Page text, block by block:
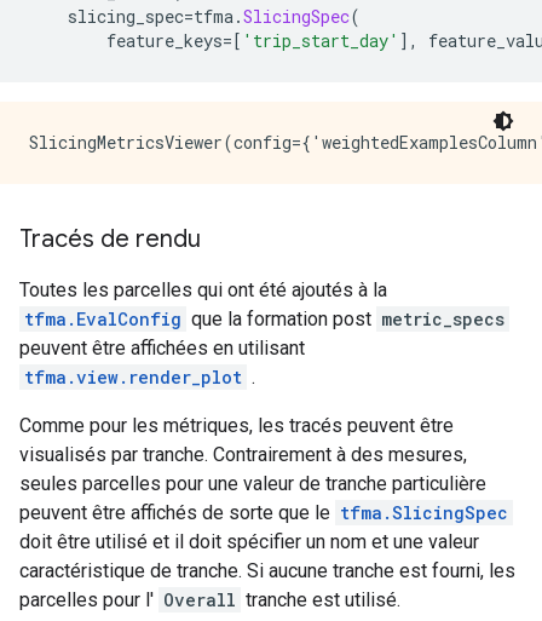
slicing_spec=tfma.SlicingSpec(
feature_keys=[ 'trip_start_day' ],
Tracés de rendu
Toutes les parcelles qui ont été ajoutés à la
tfma.EvalConfig que la formation post metric_specs
peuvent être affichées en utilisant
tfma.view.render_plot .
Comme pour les métriques, les tracés peuvent être
visualisés par tranche. Contrairement à des mesures,
seules parcelles pour une valeur de tranche particulière
peuvent être affichés de sorte que le tfma.SlicingSpec
doit être utilisé et il doit spécifier un nom et une valeur
caractéristique de tranche. Si aucune tranche est fourni, les
parcelles pour l' Overall tranche est utilisé.